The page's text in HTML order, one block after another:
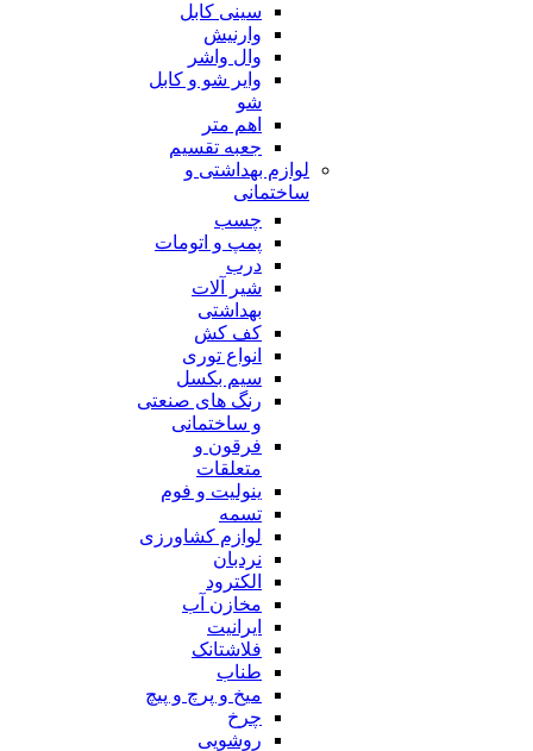
سینی کابل
وارنیش
وال واشر
وایر شو و کابل
شو
اهم متر
جعبه تقسیم
لوازم بهداشتی و
ساختمانی
چسب
پمپ و اتومات
درب
شیر آلات
بهداشتی
کف کش
انواع توری
سیم بکسل
رنگ های صنعتی
و ساختمانی
فرقون و
متعلقات
ینولیت و فوم
تسمه
لوازم کشاورزی
نردبان
الکترود
مخازن آب
ایرانیت
فلاشتانک
طناب
میخ و پرچ و پیچ
چرخ
روشویی